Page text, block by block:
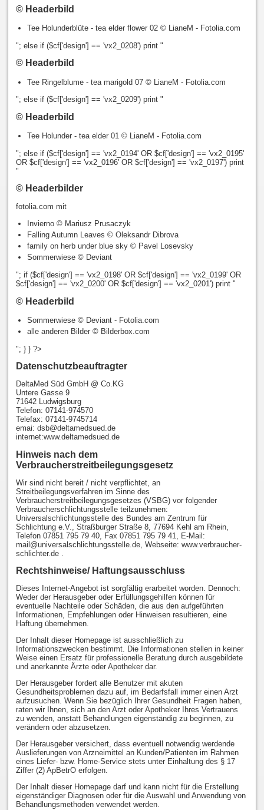
© Headerbild
Tee Holunderblüte - tea elder flower 02 © LianeM - Fotolia.com
"; else if ($cf['design'] == 'vx2_0208') print "
© Headerbild
Tee Ringelblume - tea marigold 07 © LianeM - Fotolia.com
"; else if ($cf['design'] == 'vx2_0209') print "
© Headerbild
Tee Holunder - tea elder 01 © LianeM - Fotolia.com
"; else if ($cf['design'] == 'vx2_0194' OR $cf['design'] == 'vx2_0195'
OR $cf['design'] == 'vx2_0196' OR $cf['design'] == 'vx2_0197') print
"
© Headerbilder
fotolia.com mit
Invierno © Mariusz Prusaczyk
Falling Autumn Leaves © Oleksandr Dibrova
family on herb under blue sky © Pavel Losevsky
Sommerwiese © Deviant
"; if ($cf['design'] == 'vx2_0198' OR $cf['design'] == 'vx2_0199' OR
$cf['design'] == 'vx2_0200' OR $cf['design'] == 'vx2_0201') print "
© Headerbild
Sommerwiese © Deviant - Fotolia.com
alle anderen Bilder © Bilderbox.com
"; } } ?>
Datenschutzbeauftragter
DeltaMed Süd GmbH @ Co.KG
Untere Gasse 9
71642 Ludwigsburg
Telefon: 07141-974570
Telefax: 07141-9745714
emai: dsb@deltamedsued.de
internet:www.deltamedsued.de
Hinweis nach dem
Verbraucherstreitbeilegungsgesetz
Wir sind nicht bereit / nicht verpflichtet, an
Streitbeilegungsverfahren im Sinne des
Verbraucherstreitbeilegungsgesetzes (VSBG) vor folgender
Verbraucherschlichtungsstelle teilzunehmen:
Universalschlichtungsstelle des Bundes am Zentrum für
Schlichtung e.V., Straßburger Straße 8, 77694 Kehl am Rhein,
Telefon 07851 795 79 40, Fax 07851 795 79 41, E-Mail:
mail@universalschlichtungsstelle.de, Webseite: www.verbraucher-
schlichter.de .
Rechtshinweise/ Haftungsausschluss
Dieses Internet-Angebot ist sorgfältig erarbeitet worden. Dennoch:
Weder der Herausgeber oder Erfüllungsgehilfen können für
eventuelle Nachteile oder Schäden, die aus den aufgeführten
Informationen, Empfehlungen oder Hinweisen resultieren, eine
Haftung übernehmen.
Der Inhalt dieser Homepage ist ausschließlich zu
Informationszwecken bestimmt. Die Informationen stellen in keiner
Weise einen Ersatz für professionelle Beratung durch ausgebildete
und anerkannte Ärzte oder Apotheker dar.
Der Herausgeber fordert alle Benutzer mit akuten
Gesundheitsproblemen dazu auf, im Bedarfsfall immer einen Arzt
aufzusuchen. Wenn Sie bezüglich Ihrer Gesundheit Fragen haben,
raten wir Ihnen, sich an den Arzt oder Apotheker Ihres Vertrauens
zu wenden, anstatt Behandlungen eigenständig zu beginnen, zu
verändern oder abzusetzen.
Der Herausgeber versichert, dass eventuell notwendig werdende
Auslieferungen von Arzneimittel an Kunden/Patienten im Rahmen
eines Liefer- bzw. Home-Service stets unter Einhaltung des § 17
Ziffer (2) ApBetrO erfolgen.
Der Inhalt dieser Homepage darf und kann nicht für die Erstellung
eigenständiger Diagnosen oder für die Auswahl und Anwendung von
Behandlungsmethoden verwendet werden.